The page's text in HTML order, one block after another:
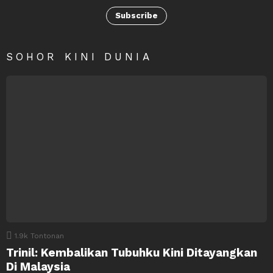
Subscribe
SOHOR KINI DUNIA
1.9k Tontonan
Trinil: Kembalikan Tubuhku Kini Ditayangkan
Di Malaysia